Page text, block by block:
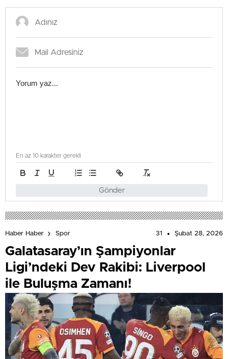
Gönder
En az 10 karakter gerekli
Haber Haber Spor 31 Şubat 28, 2026
Galatasaray’ın Şampiyonlar
Ligi’ndeki Dev Rakibi: Liverpool
ile Buluşma Zamanı!